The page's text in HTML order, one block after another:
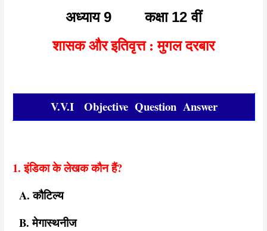
अध्याय 9 कक्षा 12 वीं
शासक और इतिवृत्त : मुगल दरबार
V.V.I Objective Question Answer
1. इंडिका के लेखक कौन हैं?
A. कौटिल्य
B. मेगास्थनीज